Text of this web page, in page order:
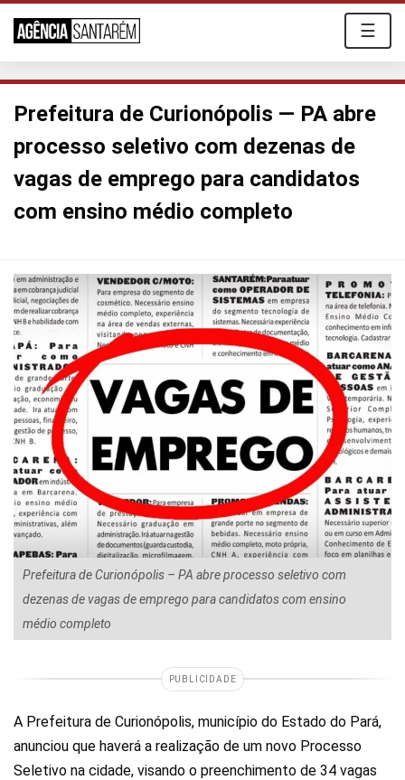
☰
Prefeitura de Curionópolis — PA abre
processo seletivo com dezenas de
vagas de emprego para candidatos
com ensino médio completo
Prefeitura de Curionópolis – PA abre processo seletivo com
dezenas de vagas de emprego para candidatos com ensino
médio completo
PUBLICIDADE
A Prefeitura de Curionópolis, município do Estado do Pará,
anunciou que haverá a realização de um novo Processo
Seletivo na cidade, visando o preenchimento de 34 vagas